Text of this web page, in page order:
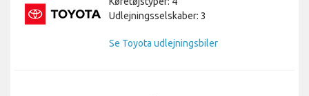
Udlejningsselskaber: 3
Se Toyota udlejningsbiler